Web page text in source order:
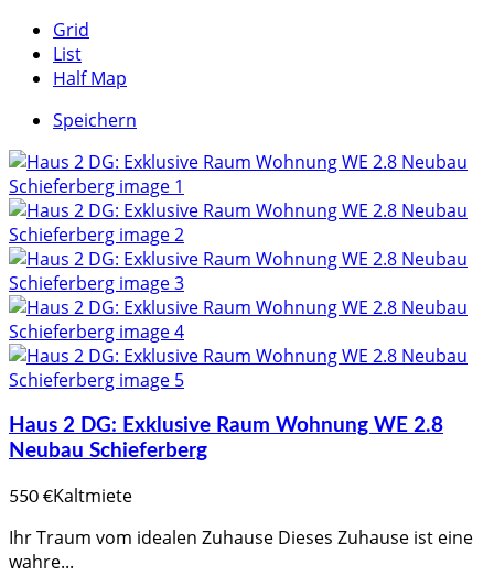
Grid
List
Half Map
Speichern
Haus 2 DG: Exklusive Raum Wohnung WE 2.8
Neubau Schieferberg
550 €Kaltmiete
Ihr Traum vom idealen Zuhause Dieses Zuhause ist eine
wahre...